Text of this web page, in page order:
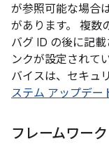
が参照可能な場合
があります。 複数
バグ ID の後に記
ンクが設定されて
バイスは、セキュ
ステム アップデー
フレームワーク